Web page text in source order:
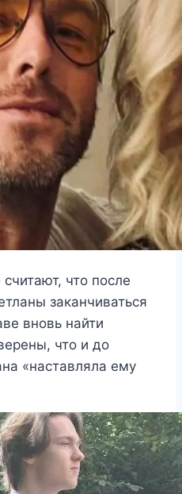
что после
заканчиваться
вновь найти
что и до
«наставляла ему